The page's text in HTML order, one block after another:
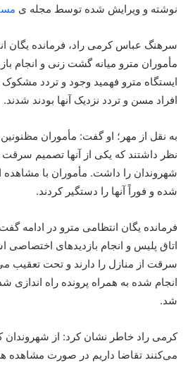
نوشته و ویرایش شده توسط مجله ی
سرهنگ عباس کرمی راد، فرمانده یگان
مأموران مترو میانه گشت زنی و انجام
ایستگاه مترو فهمید وجود و تردد
افراد مسن و تردد نزدیک آنها بودند شدند.
به نقل از مهر؛ او گفت: مأموران
نظر داشتند که یکی از آنها تصمیم سرقت
شهروندان را داشت. مأموران با
شده و فوراً آنها را دستگیر کردند.
فرمانده یگان انتظامی مترو در ادامه
اتاق پلیس و انجام بازدید‌های اختصاصی
سرقت از منازل را دارند و تحت تعقیب
انجام شده به همراه پرونده راه اندازی
شد.
کرمی راد خاطر نشان کرد: از شهروندان
می‌کنند تقاضا داریم در صورت مشاهده